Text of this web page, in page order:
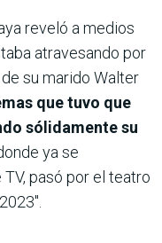
reveló a medios
atravesando por
su marido Walter
que tuvo que
sólidamente su
ya se
pasó por el teatro